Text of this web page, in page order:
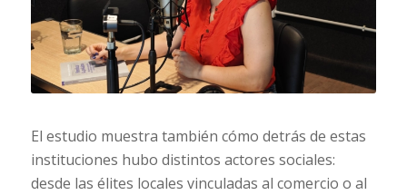
El estudio muestra también cómo detrás de estas
instituciones hubo distintos actores sociales:
desde las élites locales vinculadas al comercio o al